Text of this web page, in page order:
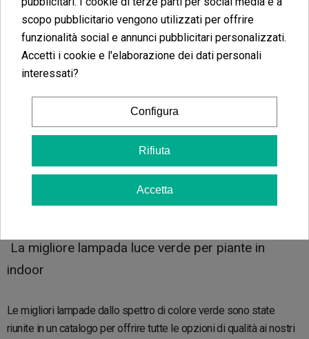
basso costo di mantenimento.
Tutte le lampade verdi per la coltivazione della
cannabis
Le lampade a luce verde per la coltivazione di cannabis sono
molto pratiche e utilizzabili in qualsiasi tipo di coltivazione indoor.
Cercando di assecondare le necessità di tutti i coltivatori noi di
GB The Green Brandabbiamo fatto una selezione delle più
comode e pratiche. Sfoglia il catalogo e scopri quella più adatta a
La migliore lampada luce verde per piante in
indoor
Le migliori lampade dallo spettro di colore verde sono state
riunite in un catalogo per offrire tutte le opzioni di qualità ai nostri
scopo pubblicitario vengono utilizzati per offrire
funzionalità social e annunci pubblicitari personalizzati.
Accetti i cookie e l'elaborazione dei dati personali
interessati?
Configura
Rifiuta
Accetta